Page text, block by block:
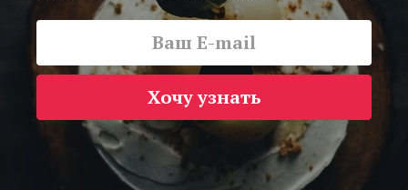
Хочу узнать